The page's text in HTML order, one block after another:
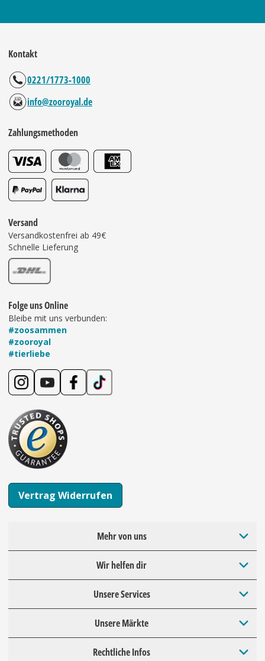
Kontakt
0221/1773-1000
info@zooroyal.de
Zahlungsmethoden
Versand
Versandkostenfrei ab 49€
Schnelle Lieferung
Folge uns Online
Bleibe mit uns verbunden:
#zoosammen
#zooroyal
#tierliebe
Vertrag Widerrufen
Mehr von uns
Wir helfen dir
Unsere Services
Unsere Märkte
Rechtliche Infos